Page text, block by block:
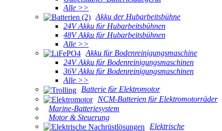
Alle >>
Akku der Hubarbeitsbühne
24V Akku für Hubarbeitsbühnen
48V Akku für Hubarbeitsbühnen
Alle >>
Akku für Bodenreinigungsmaschine
24V Akku für Bodenreinigungsmaschinen
36V Akku für Bodenreinigungsmaschinen
Alle >>
Batterie für Elektromotor
NCM-Batterien für Elektromotorräder
Marine-Batteriesystem
Motor & Steuerung
Elektrische